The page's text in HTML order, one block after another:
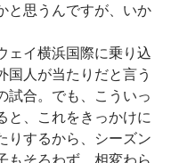
と思うんですが、いか
ェイ横浜国際に乗り込
国人が当たりだと言う
試合。でも、こういっ
と、これをきっかけに
りするから、シーズン
もそろわず、相変わら